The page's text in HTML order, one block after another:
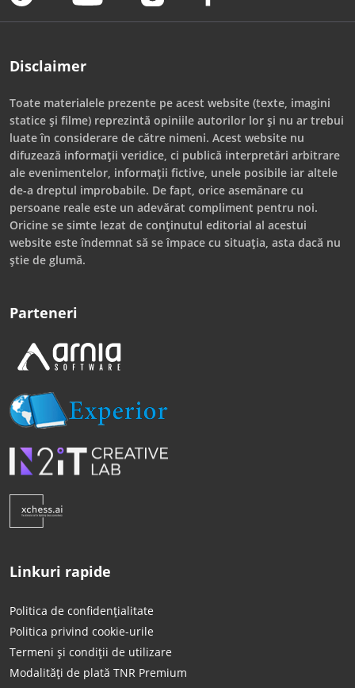
Disclaimer
Toate materialele prezente pe acest website (texte, imagini
statice și filme) reprezintă opiniile autorilor lor și nu ar trebui
luate în considerare de către nimeni. Acest website nu
difuzează informații veridice, ci publică interpretări arbitrare
ale evenimentelor, informații fictive, unele posibile iar altele
de-a dreptul improbabile. De fapt, orice asemănare cu
persoane reale este un adevărat compliment pentru noi.
Oricine se simte lezat de conținutul editorial al acestui
website este îndemnat să se împace cu situația, asta dacă nu
știe de glumă.
Parteneri
Linkuri rapide
Politica de confidențialitate
Politica privind cookie-urile
Termeni și condiții de utilizare
Modalități de plată TNR Premium